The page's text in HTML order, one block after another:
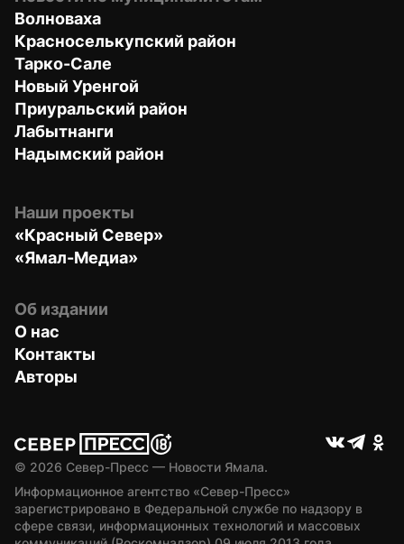
Волноваха
Красноселькупский район
Тарко-Сале
Новый Уренгой
Приуральский район
Лабытнанги
Надымский район
Наши проекты
«Красный Север»
«Ямал-Медиа»
Об издании
О нас
Контакты
Авторы
© 2026 Север-Пресс — Новости Ямала.
Информационное агентство «Север-Пресс»
зарегистрировано в Федеральной службе по надзору в
сфере связи, информационных технологий и массовых